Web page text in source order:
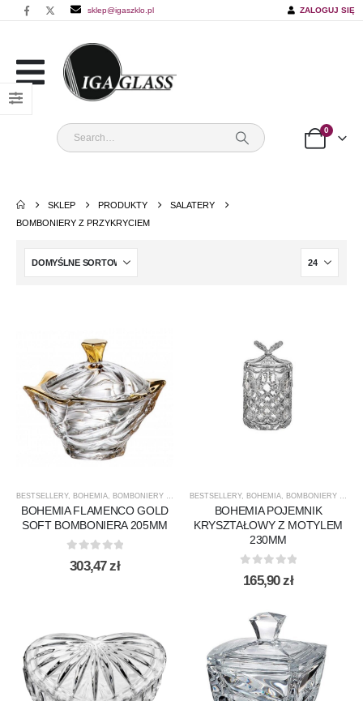
sklep@igaszklo.pl ZALOGUJ SIĘ
0
SKLEP PRODUKTY
SALATERY
BOMBONIERY Z PRZYKRYCIEM
BESTSELLERY, BOHEMIA, BOMBONIERY Z PRZYKRYCIEM ,DLA NIEJ,FLAMENCO, NOWOŚCI
BOHEMIA FLAMENCO GOLD
SOFT BOMBONIERA 205MM
0out of 5
303,47zł
BESTSELLERY, BOHEMIA, BOMBONIERY Z PRZYKRYCIEM
BOHEMIA POJEMNIK
KRYSZTAŁOWY Z MOTYLEM
230MM
out of 5
165,90zł